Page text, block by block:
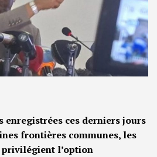
enregistrées ces derniers jours
frontières communes, les
l’option